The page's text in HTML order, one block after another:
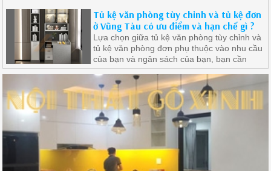
Tủ kệ văn phòng tùy chỉnh và tủ kệ đơn
ở Vũng Tàu có ưu điểm và hạn chế gì ?
Lựa chọn giữa tủ kệ văn phòng tùy chỉnh và
tủ kệ văn phòng đơn phụ thuộc vào nhu cầu
của bạn và ngân sách của bạn, bạn cần
xem xét cẩn thận nhu cầu và ưu tiên của
mình để chọn loại tủ kệ phù hợp nhất với
không gian làm việc của bạn.